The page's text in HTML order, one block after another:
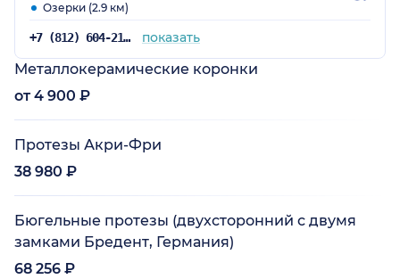
Озерки (2.9 км)
+7 (812) 604-21-73 показать
Металлокерамические коронки
от 4 900 ₽
Протезы Акри-Фри
38 980 ₽
Бюгельные протезы (двухсторонний с двумя
замками Бредент, Германия)
68 256 ₽